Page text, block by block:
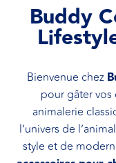
Buddy
Bienvenue chez
pour gâter vos
animalerie
l’univers de
style et de